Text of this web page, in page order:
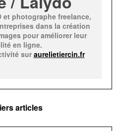
et photographe freelance,
dans la création
pour améliorer leur
en ligne.
sur aurelietiercin.fr
articles